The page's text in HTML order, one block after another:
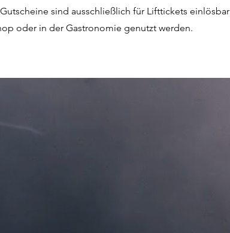
sind ausschließlich für Lifttickets einlösbar
oder in der Gastronomie genutzt werden.